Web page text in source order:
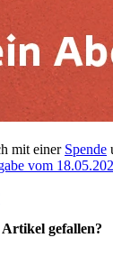
mit einer Spende
vom
gefallen?